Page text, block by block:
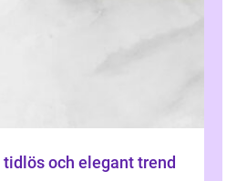
och elegant trend